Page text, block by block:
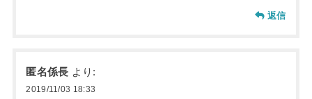
返信
匿名係長 より:
2019/11/03 18:33